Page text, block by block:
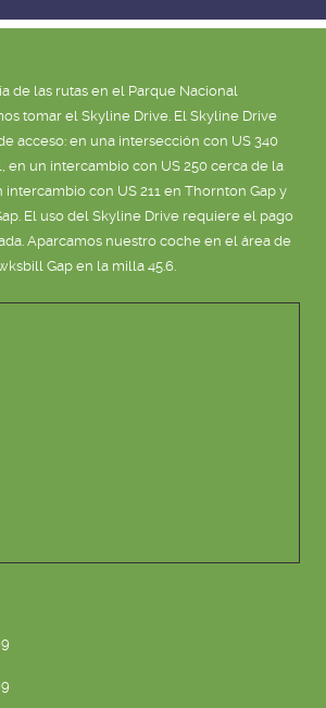
de las rutas en el Parque Nacional
tomar el Skyline Drive. El Skyline Drive
acceso: en una intersección con US 340
en un intercambio con US 250 cerca de la
intercambio con US 211 en Thornton Gap y
El uso del Skyline Drive requiere el pago
Aparcamos nuestro coche en el área de
Gap en la milla 45.6.